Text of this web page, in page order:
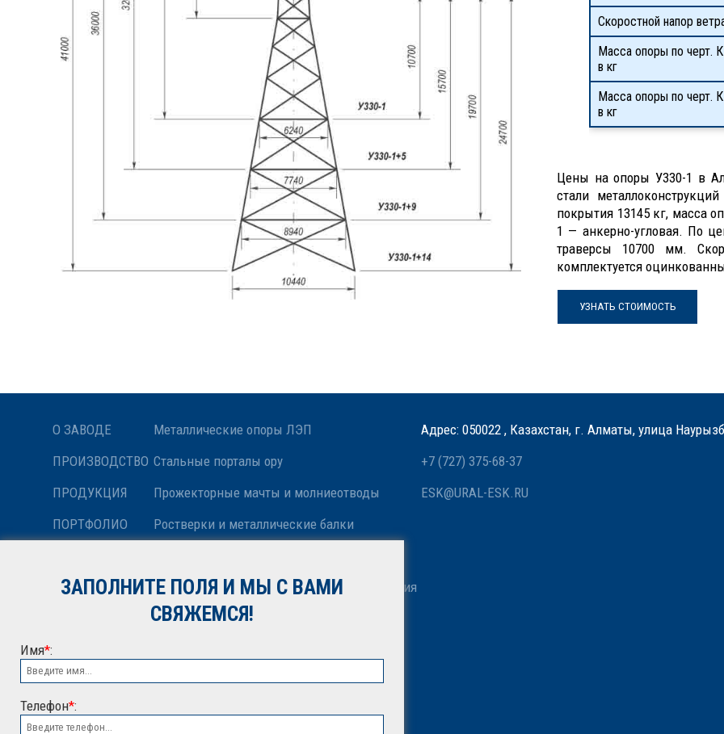
Скоростной напор
Масса опоры по черт.
в кг
Масса опоры по черт.
в кг
Цены на опоры У330-1 в
стали
покрытия 13145 кг, масса
1 — анкерно-угловая. По
траверсы 10700 мм.
комплектуется
УЗНАТЬ СТОИМОСТЬ
О ЗАВОДЕ
ПРОИЗВОДСТВО
ПРОДУКЦИЯ
ПОРТФОЛИО
КОНТАКТЫ
Металлические опоры ЛЭП
Стальные порталы ору
Прожекторные мачты и молниеотводы
Ростверки и металлические балки
Металлоконструкции различного назначения
Адрес: 050022 , Казахстан, г. Алматы, улица
+7 (727) 375-68-37
ESK@URAL-ESK.RU
ЗАПОЛНИТЕ ПОЛЯ И МЫ С ВАМИ
СВЯЖЕМСЯ!
Имя*:
Телефон*: